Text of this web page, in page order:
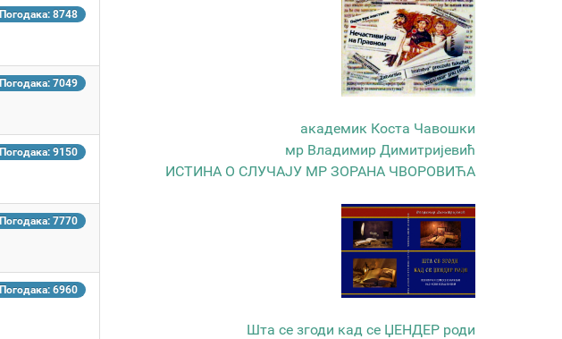
Погодака: 8748
Погодака: 7049
Погодака: 9150
Погодака: 7770
Погодака: 6960
академик Коста Чавошки
мр Владимир Димитријевић
ИСТИНА О СЛУЧАЈУ МР ЗОРАНА ЧВОРОВИЋА
Шта се згоди кад се ЏЕНДЕР роди